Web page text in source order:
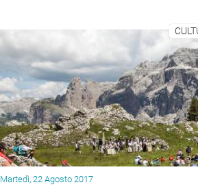
Martedì, 22 Agosto 2017